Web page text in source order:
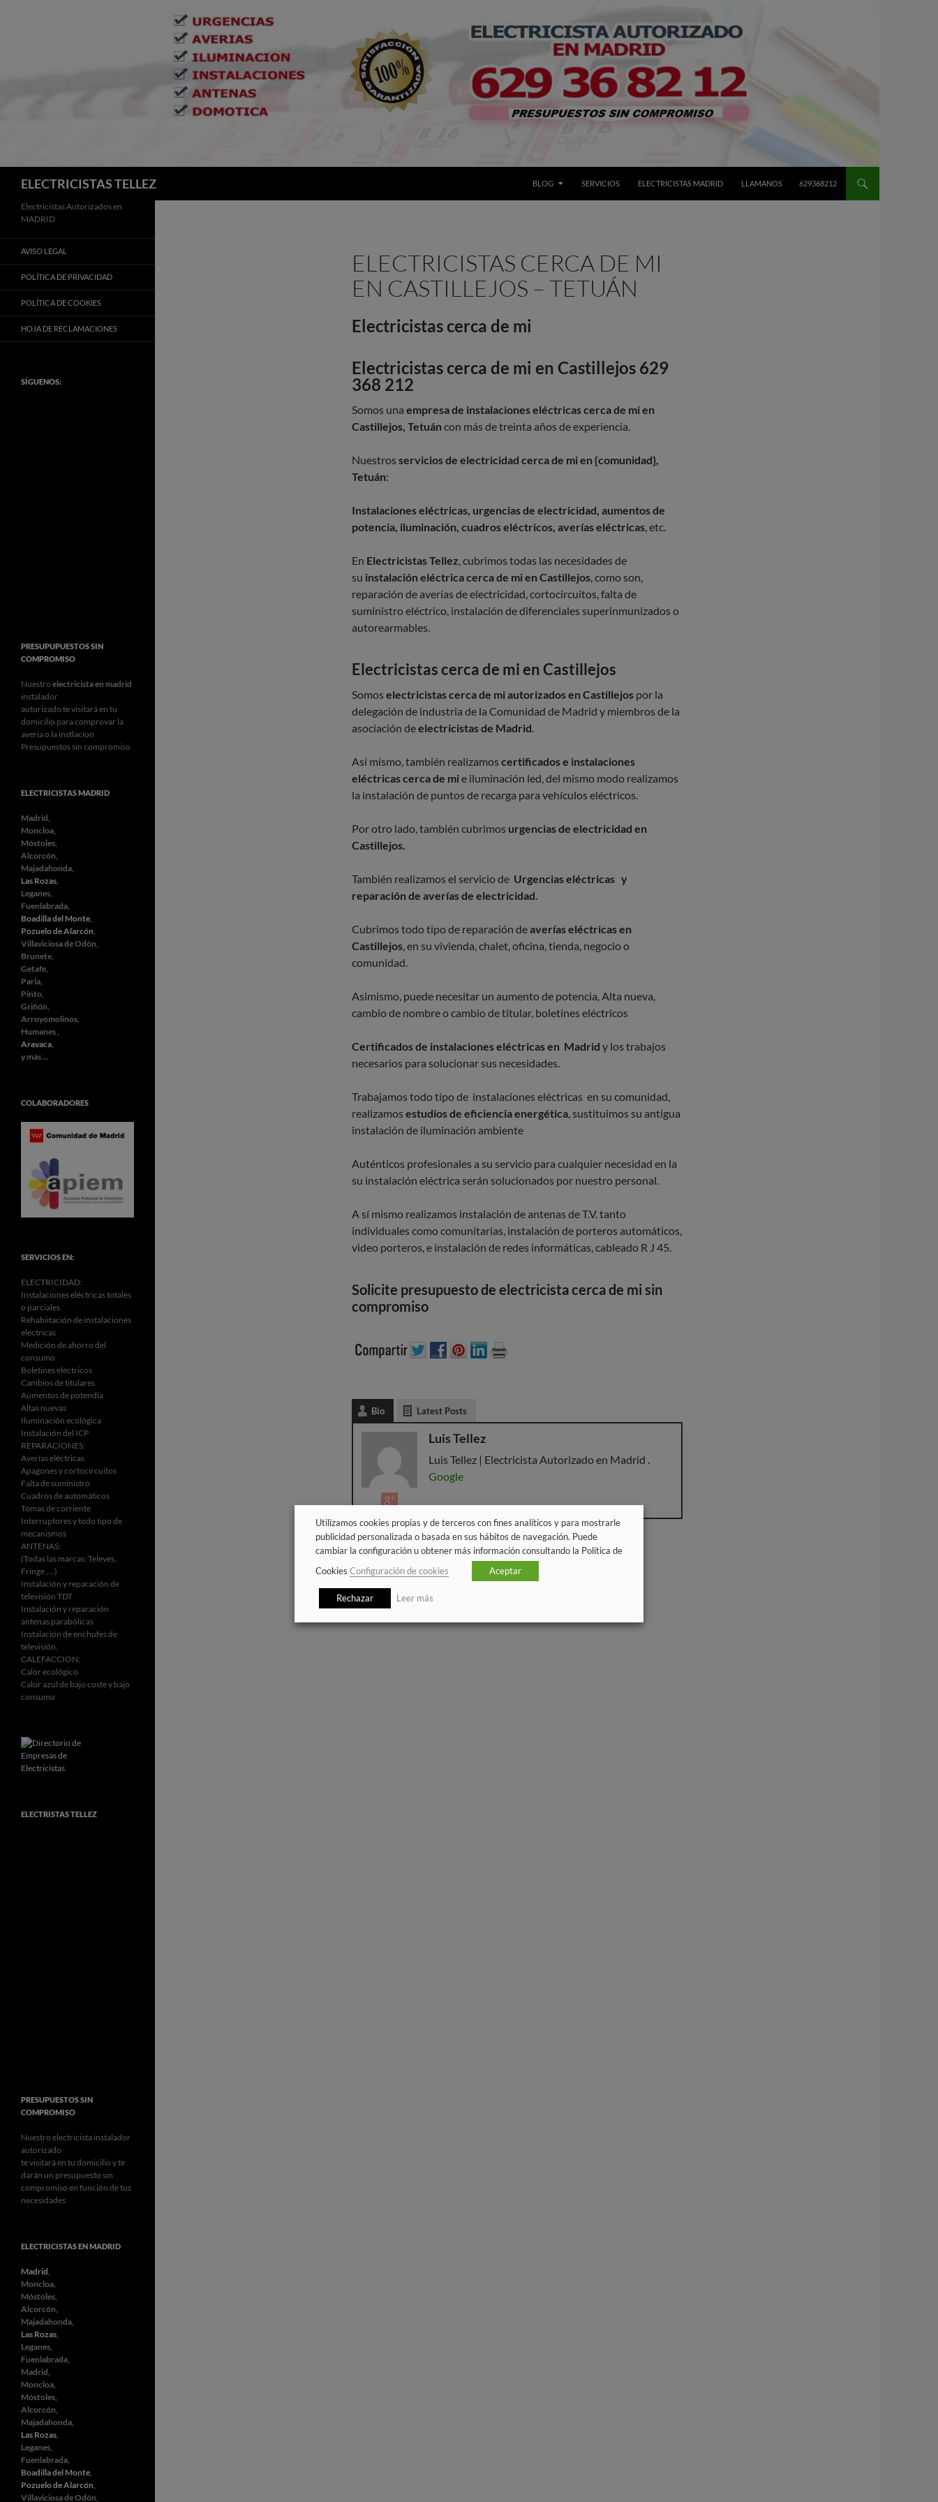
ELECTRICISTAS TELLEZ BLOG SERVICIOS ELECTRICISTAS MADRID LLAMANOS 629368212
ELECTRICISTAS CERCA DE MI
EN CASTILLEJOS – TETUÁN
Electricistas cerca de mi
Electricistascerca de mi en Castillejos 629
368 212
Somos una empresa de instalaciones eléctricas cerca de mi en
Castillejos, Tetuán con más de treinta años de experiencia.
Nuestros servicios de electricidad cerca de mi en {comunidad},
Tetuán:
Instalaciones eléctricas, urgencias de electricidad, aumentos de
potencia, iluminación, cuadros eléctricos, averías eléctricas, etc.
En Electricistas Tellez, cubrimos todas las necesidades de
su instalación eléctrica cerca de mi en Castillejos, como son,
reparación de averías de electricidad, cortocircuitos, falta de
suministro eléctrico, instalación de diferenciales superinmunizados o
autorearmables.
Electricistascerca de mien Castillejos
Somos electricistas cerca de mi autorizados en Castillejos por la
delegación de industria de la Comunidad de Madrid y miembros de la
asociación deelectricistas de Madrid.
Así mismo, también realizamos certificados e instalaciones
eléctricas cerca de mie iluminación led, del mismo modo realizamos
la instalación de puntos de recarga para vehículos eléctricos.
Por otro lado, también cubrimos urgencias de electricidad en
Castillejos.
También realizamos el servicio de Urgencias eléctricas y
reparación de averías de electricidad.
Cubrimos todo tipo de reparación deaverías eléctricas en
Castillejos, en su vivienda, chalet, oficina, tienda, negocio o
comunidad.
Asimismo, puede necesitar un aumento de potencia, Alta nueva,
cambio de nombre o cambio de titular, boletines eléctricos
Certificados de instalaciones eléctricas en Madrid y los trabajos
necesarios para solucionar sus necesidades.
Trabajamos todo tipo de instalaciones eléctricas en su comunidad,
realizamos estudios de eficiencia energética, sustituimos su antigua
instalación de iluminación ambiente
Auténticos profesionales a su servicio para cualquier necesidad en la
su instalación eléctrica serán solucionados por nuestro personal.
A sí mismo realizamos instalación de antenas de T.V. tanto
individuales como comunitarias, instalación de porteros automáticos,
video porteros, e instalación de redes informáticas, cableado R J 45.
Solicite presupuesto de electricistacerca de misin
compromiso
Bio Latest Posts
Luis Tellez
Luis Tellez | Electricista Autorizado en Madrid .
Google
Electricistas Autorizados en
MADRID
AVISO LEGAL
POLÍTICA DE PRIVACIDAD
POLÍTICA DE COOKIES
HOJA DE RECLAMACIONES
SÍGUENOS:
PRESUPUPUESTOS SIN
COMPROMISO
Nuestro electricista en madrid
instalador
autorizado te visitará en tu
domicilio para comprovar la
averia o la instlacion
Presupuestos sin compromiso
ELECTRICISTAS MADRID
Madrid,
Moncloa,
Móstoles,
Alcorcón,
Majadahonda,
Las Rozas,
Leganes,
Fuenlabrada,
Boadilla del Monte,
Pozuelo de Alarcón,
Villaviciosa de Odón,
Brunete,
Getafe,
Parla,
Pinto,
Griñón,
Arroyomolinos,
Humanes ,
Aravaca,
y más ...
COLABORADORES
SERVICIOS EN:
ELECTRICIDAD:
Instalaciones eléctricas totales
o parciales
Rehabiitación de instalaciones
eléctricas
Medición de ahorro del
consumo
Boletines eléctricos
Cambios de titulares
Aumentos de potendia
Altas nuevas
Iluminación ecológica
Instalación del ICP
REPARACIONES:
Averías eléctricas
Apagones y cortocircuitos
Falta de suministro
Cuadros de automáticos
Tomas de corriente
Interruptores y todo tipo de
mecanismos
ANTENAS:
(Todas las marcas: Televes,
Fringe ,…)
Instalación y reparación de
televisión TDT
Instalación y reparación
antenas parabólicas
Instalación de enchufes de
televisión.
CALEFACCION:
Calor ecológico
Calor azul de bajo coste y bajo
consumo
ELECTRISTAS TELLEZ
PRESUPUESTOS SIN
COMPROMISO
Nuestro electricista instalador
autorizado
te visitará en tu domicilio y te
darán un presupuesto sin
compromiso en función de tus
necesidades
ELECTRICISTAS EN MADRID
Madrid,
Moncloa,
Móstoles,
Alcorcón,
Majadahonda,
Las Rozas,
Leganes,
Fuenlabrada,
Madrid,
Moncloa,
Móstoles,
Alcorcón,
Majadahonda,
Las Rozas,
Leganes,
Fuenlabrada,
Boadilla del Monte,
Pozuelo de Alarcón,
Villaviciosa de Odón,
Utilizamos cookies propias y de terceros con fines analíticos y para mostrarle
publicidad personalizada o basada en sus hábitos de navegación. Puede
cambiar la configuración u obtener más información consultando la Política de
Cookies Configuración de cookies Aceptar
Rechazar Leer más